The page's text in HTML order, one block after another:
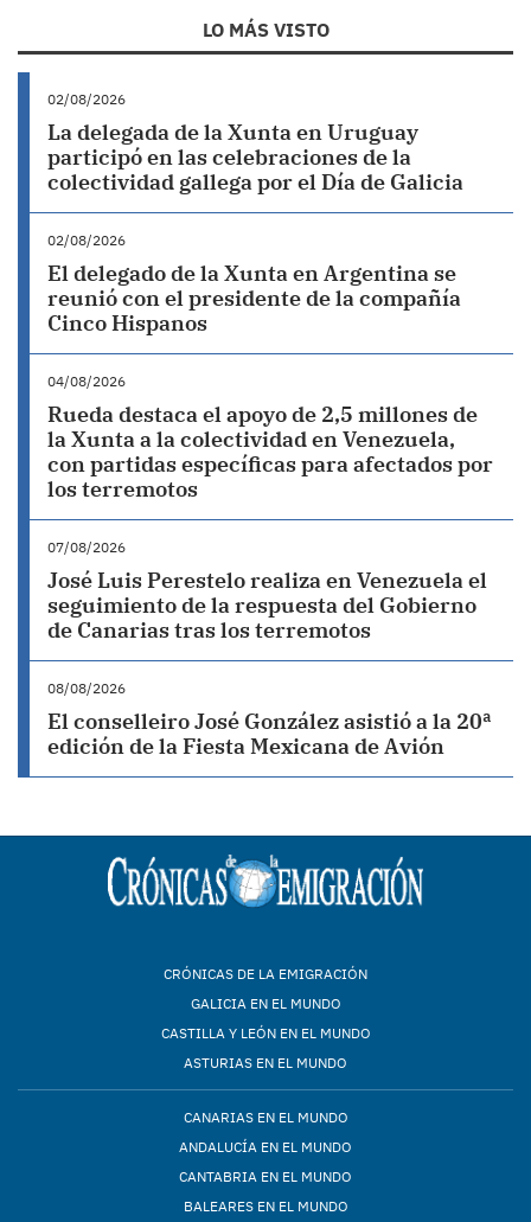
LO MÁS VISTO
02/08/2026
La delegada de la Xunta en Uruguay
participó en las celebraciones de la
colectividad gallega por el Día de Galicia
02/08/2026
El delegado de la Xunta en Argentina se
reunió con el presidente de la compañía
Cinco Hispanos
04/08/2026
Rueda destaca el apoyo de 2,5 millones de
la Xunta a la colectividad en Venezuela,
con partidas específicas para afectados por
los terremotos
07/08/2026
José Luis Perestelo realiza en Venezuela el
seguimiento de la respuesta del Gobierno
de Canarias tras los terremotos
08/08/2026
El conselleiro José González asistió a la 20ª
edición de la Fiesta Mexicana de Avión
CRÓNICAS DE LA EMIGRACIÓN
GALICIA EN EL MUNDO
CASTILLA Y LEÓN EN EL MUNDO
ASTURIAS EN EL MUNDO
CANARIAS EN EL MUNDO
ANDALUCÍA EN EL MUNDO
CANTABRIA EN EL MUNDO
BALEARES EN EL MUNDO